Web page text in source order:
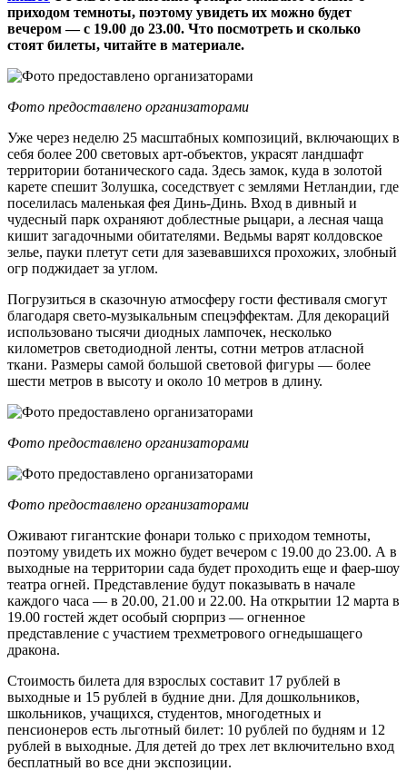
приходом темноты, поэтому увидеть их можно будет
вечером — с 19.00 до 23.00. Что посмотреть и сколько
стоят билеты, читайте в материале.
Фото предоставлено организаторами
Уже через неделю 25 масштабных композиций, включающих в
себя более 200 световых арт-объектов, украсят ландшафт
территории ботанического сада. Здесь замок, куда в золотой
карете спешит Золушка, соседствует с землями Нетландии, где
поселилась маленькая фея Динь-Динь. Вход в дивный и
чудесный парк охраняют доблестные рыцари, а лесная чаща
кишит загадочными обитателями. Ведьмы варят колдовское
зелье, пауки плетут сети для зазевавшихся прохожих, злобный
огр поджидает за углом.
Погрузиться в сказочную атмосферу гости фестиваля смогут
благодаря свето-музыкальным спецэффектам. Для декораций
использовано тысячи диодных лампочек, несколько
километров светодиодной ленты, сотни метров атласной
ткани. Размеры самой большой световой фигуры — более
шести метров в высоту и около 10 метров в длину.
Фото предоставлено организаторами
Фото предоставлено организаторами
Оживают гигантские фонари только с приходом темноты,
поэтому увидеть их можно будет вечером с 19.00 до 23.00. А в
выходные на территории сада будет проходить еще и фаер-шоу
театра огней. Представление будут показывать в начале
каждого часа — в 20.00, 21.00 и 22.00. На открытии 12 марта в
19.00 гостей ждет особый сюрприз — огненное
представление с участием трехметрового огнедышащего
дракона.
Стоимость билета для взрослых составит 17 рублей в
выходные и 15 рублей в будние дни. Для дошкольников,
школьников, учащихся, студентов, многодетных и
пенсионеров есть льготный билет: 10 рублей по будням и 12
рублей в выходные. Для детей до трех лет включительно вход
бесплатный во все дни экспозиции.